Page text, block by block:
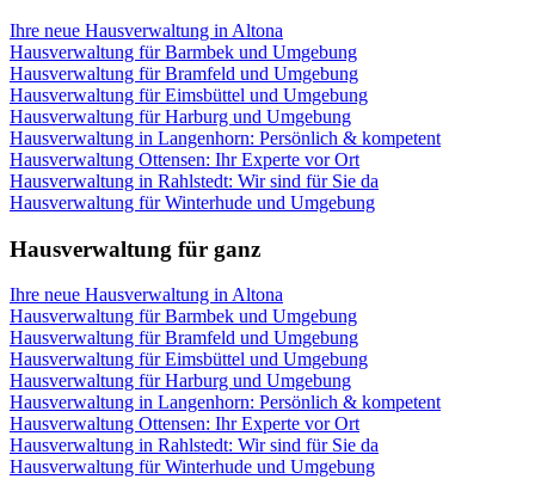
Ihre neue Hausverwaltung in Altona
Hausverwaltung für Barmbek und Umgebung
Hausverwaltung für Bramfeld und Umgebung
Hausverwaltung für Eimsbüttel und Umgebung
Hausverwaltung für Harburg und Umgebung
Hausverwaltung in Langenhorn: Persönlich & kompetent
Hausverwaltung Ottensen: Ihr Experte vor Ort
Hausverwaltung in Rahlstedt: Wir sind für Sie da
Hausverwaltung für Winterhude und Umgebung
Hausverwaltung für ganz
Ihre neue Hausverwaltung in Altona
Hausverwaltung für Barmbek und Umgebung
Hausverwaltung für Bramfeld und Umgebung
Hausverwaltung für Eimsbüttel und Umgebung
Hausverwaltung für Harburg und Umgebung
Hausverwaltung in Langenhorn: Persönlich & kompetent
Hausverwaltung Ottensen: Ihr Experte vor Ort
Hausverwaltung in Rahlstedt: Wir sind für Sie da
Hausverwaltung für Winterhude und Umgebung